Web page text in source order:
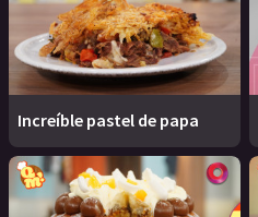
Increíble pastel de papa